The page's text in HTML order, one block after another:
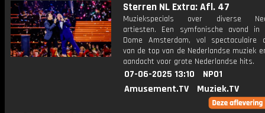
Sterren NL Extra: Afl. 47
Muziekspecials over diverse
artiesten. Een symfonische avond in
Dome Amsterdam, vol spectaculaire
van de top van de Nederlandse muziek
aandacht voor grote Nederlandse hits.
07-06-2025 13:10
NPO1
Amusement.TV
Muziek.TV